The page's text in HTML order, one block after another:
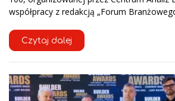
współpracy z redakcją „Forum
Czytaj dalej